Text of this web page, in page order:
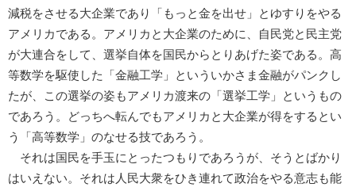
減税をさせる大企業であり「もっと金を出せ」とゆすりをやる
アメリカである。アメリカと大企業のために、自民党と民主党
が大連合をして、選挙自体を国民からとりあげた姿である。高
等数学を駆使した「金融工学」といういかさま金融がパンクし
たが、この選挙の姿もアメリカ渡来の「選挙工学」というもの
であろう。どっちへ転んでもアメリカと大企業が得をするとい
う「高等数学」のなせる技であろう。
それは国民を手玉にとったつもりであろうが、そうとばかり
はいえない。それは人民大衆をひき連れて政治をやる意志も能